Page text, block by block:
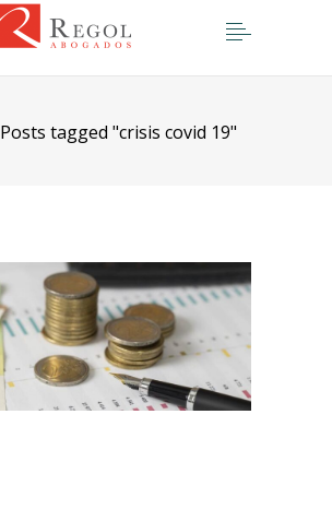
Posts tagged "crisis covid 19"